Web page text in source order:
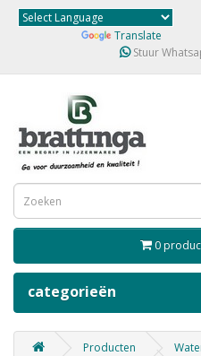
Translate
Stuur
0
categorieën
Producten